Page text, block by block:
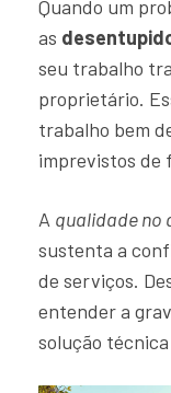
Quando um
as
seu trabalho
proprietário.
trabalho bem
imprevistos de
A qualidade no
sustenta a
de serviços.
entender a
solução